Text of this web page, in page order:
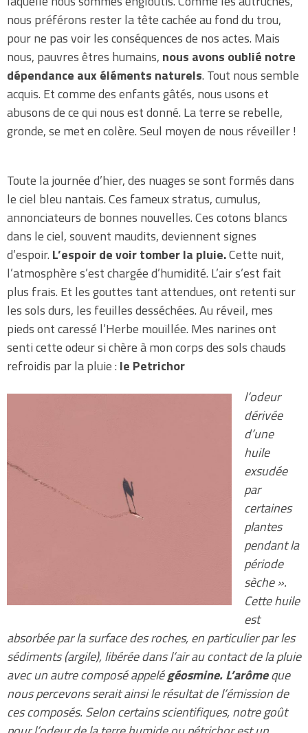
nous préférons rester la tête cachée au fond du trou,
pour ne pas voir les conséquences de nos actes. Mais
nous, pauvres êtres humains, nous avons oublié notre
dépendance aux éléments naturels. Tout nous semble
acquis. Et comme des enfants gâtés, nous usons et
abusons de ce qui nous est donné. La terre se rebelle,
gronde, se met en colère. Seul moyen de nous réveiller !
Toute la journée d’hier, des nuages se sont formés dans
le ciel bleu nantais. Ces fameux stratus, cumulus,
annonciateurs de bonnes nouvelles. Ces cotons blancs
dans le ciel, souvent maudits, deviennent signes
d’espoir. L’espoir de voir tomber la pluie.Cette nuit,
l’atmosphère s’est chargée d’humidité. L’air s’est fait
plus frais. Et les gouttes tant attendues, ont retenti sur
les sols durs, les feuilles desséchées. Au réveil, mes
pieds ont caressé l’Herbe mouillée. Mes narines ont
senti cette odeur si chère à mon corps des sols chauds
refroidis par la pluie : le Petrichor
l’odeur
dérivée
d’une
huile
exsudée
par
certaines
plantes
pendant la
période
sèche ».
Cette huile
est
absorbée par la surface des roches, en particulier par les
sédiments (argile), libérée dans l’air au contact de la pluie
avec un autre composé appelégéosmine. L’arômeque
nous percevons serait ainsi le résultat de l’émission de
ces composés. Selon certains scientifiques, notre goût